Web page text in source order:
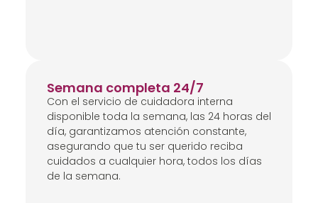
Semana completa 24/7
Con el servicio de cuidadora interna
disponible toda la semana, las 24 horas del
día, garantizamos atención constante,
asegurando que tu ser querido reciba
cuidados a cualquier hora, todos los días
de la semana.